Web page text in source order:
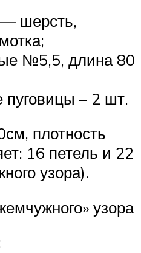
шерсть,
№5,5, длина 80
пуговицы – 2 шт.
плотность
16 петель и 22
узора).
узора